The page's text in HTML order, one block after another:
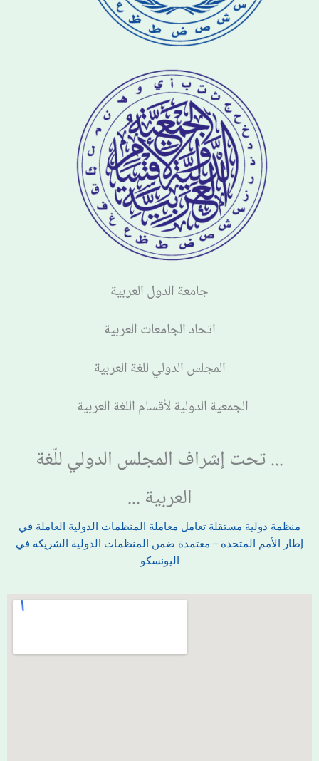
جامعة الدول العربية
اتحاد الجامعات العربية
المجلس الدولي للغة العربية
الجمعية الدولية لأقسام اللغة العربية
... تحت إشراف المجلس الدولي للّغة
العربية ...
منظمة دولية مستقلة تعامل معاملة المنظمات الدولية العاملة في
إطار الأمم المتحدة – معتمدة ضمن المنظمات الدولية الشريكة في
اليونسكو